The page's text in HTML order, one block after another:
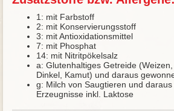
1: mit Farbstoff
2: mit Konservierungsstoff
3: mit Antioxidationsmittel
7: mit Phosphat
14: mit Nitritpökelsalz
a: Glutenhaltiges Getreide
Dinkel, Kamut) und daraus
g: Milch von Saugtieren und
Erzeugnisse inkl. Laktose